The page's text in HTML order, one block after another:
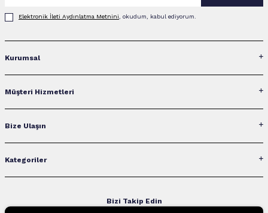
Elektronik İleti Aydınlatma Metni‌ni, okudum, kabul ediyorum.
Kurumsal
Müşteri Hizmetleri
Bize Ulaşın
Kategoriler
Bizi Takip Edin